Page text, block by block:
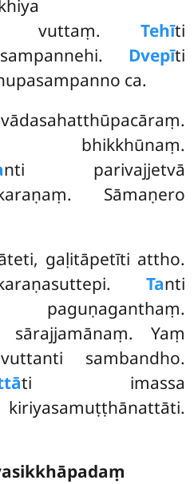
vuttaṃ. Tehīti
Dvepīti
ca.
nti parivajjetvā
Sāmaṇero
gaḷitāpetīti attho.
Tanti
sārajjamānaṃ. Yaṃ
sambandho.
ti imassa